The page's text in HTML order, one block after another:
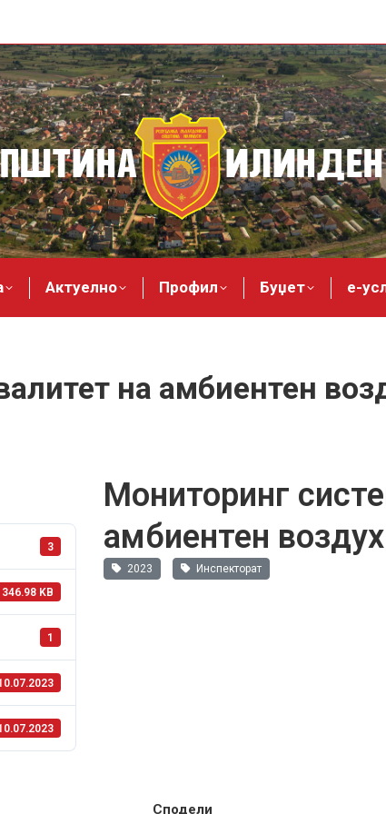
Актуелно Профил Буџет е-
на амбиентен
3
346.98 KB
1
Мониторинг
амбиентен
2023 Инспекторат
Сподели